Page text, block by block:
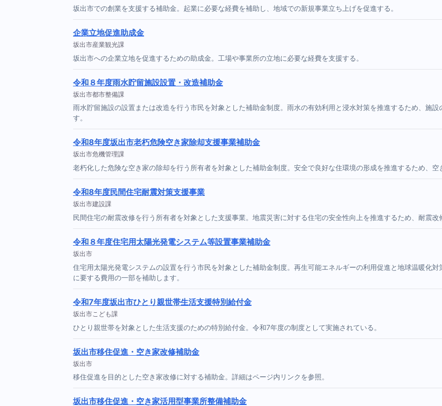
坂出市での創業を支援する補助金。起業に必要な経費を補助し、地域での新規事業立ち上げを促進する。
企業立地促進助成金
坂出市産業観光課
坂出市への企業立地を促進するための助成金。工場や事業所の立地に必要な経費を支援する。
令和８年度雨水貯留施設設置・改造補助金
坂出市都市整備課
雨水貯留施設の設置または改造を行う市民を対象とした補助金制度。雨水の有効利用と浸水対策を推進するため、施
す。
令和8年度坂出市老朽危険空き家除却支援事業補助金
坂出市危機管理課
老朽化した危険な空き家の除却を行う所有者を対象とした補助金制度。安全で良好な住環境の形成を推進するため、空
令和8年度民間住宅耐震対策支援事業
坂出市建設課
民間住宅の耐震改修を行う所有者を対象とした支援事業。地震災害に対する住宅の安全性向上を推進するため、耐震改
令和８年度住宅用太陽光発電システム等設置事業補助金
坂出市
住宅用太陽光発電システムの設置を行う市民を対象とした補助金制度。再生可能エネルギーの利用促進と地球温暖化
に要する費用の一部を補助します。
令和7年度坂出市ひとり親世帯生活支援特別給付金
坂出市こども課
ひとり親世帯を対象とした生活支援のための特別給付金。令和7年度の制度として実施されている。
坂出市移住促進・空き家改修補助金
坂出市
移住促進を目的とした空き家改修に対する補助金。詳細はページ内リンクを参照。
坂出市移住促進・空き家活用型事業所整備補助金